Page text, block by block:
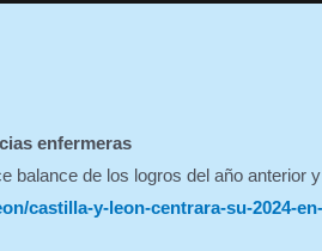
enfermeras
balance de los logros del año anterior
castilla-y-leon-centrara-su-2024-